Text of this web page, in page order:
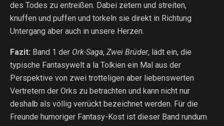
des Todes zu entreißen. Dabei zetern und streiten,
knuffen und puffen und torkeln sie direkt in Richtung
Untergang aber auch in unsere Herzen.
Fazit: Band 1 der Ork-Saga, Zwei Brüder, lädt ein, die
typische Fantasywelt a la Tolkien ein Mal aus der
Perspektive von zwei trotteligen aber liebenswerten
Vertretern der Orks zu betrachten und kann nicht nur
deshalb als völlig verrückt bezeichnet werden. Für die
Freunde humoriger Fantasy-Kost ist dieser Band rundum